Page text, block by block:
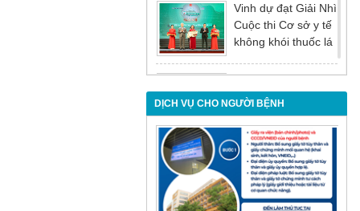
Vinh dự đạt Giải Nhì
Cuộc thi Cơ sở y tế
không khói thuốc lá
rào cản khiến việc
điều trị bị chậm trễ
Nội soi mật tụy
ngược dòng – Giải
pháp tối ưu cho
người bệnh sỏi ống
DỊCH VỤ CHO NGƯỜI BỆNH